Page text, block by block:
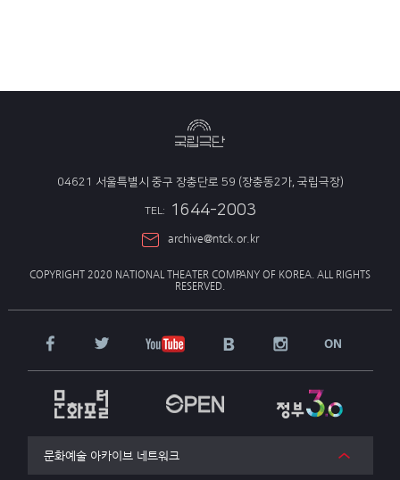
04621 서울특별시 중구 장충단로 59 (장충동2가, 국립극장)
TEL: 1644-2003
archive@ntck.or.kr
COPYRIGHT 2020 NATIONAL THEATER COMPANY OF KOREA. ALL RIGHTS
RESERVED.
문화예술 아카이브 네트워크